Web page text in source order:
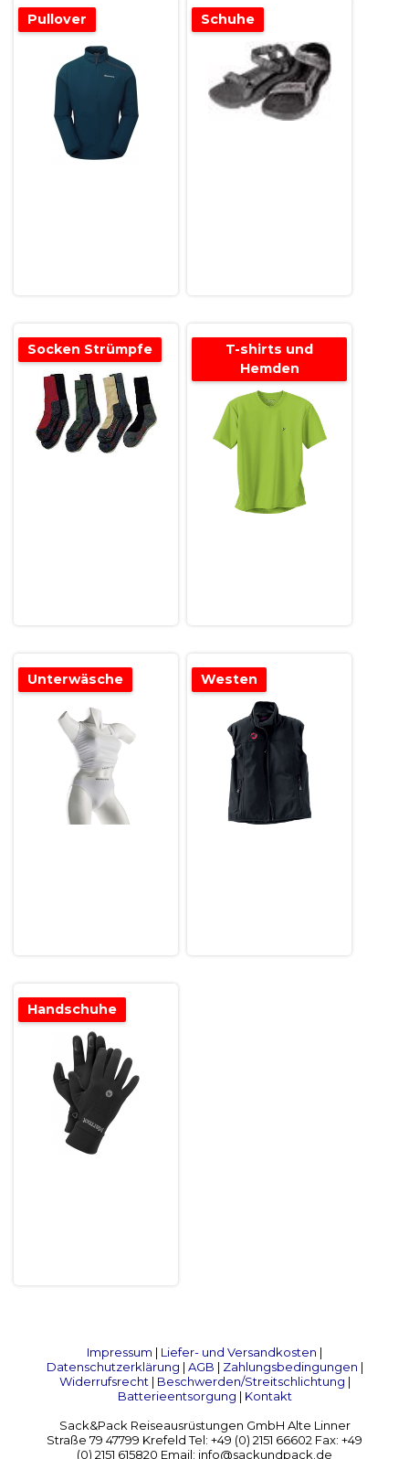
Pullover Schuhe
Socken Strümpfe
T-shirts und
Hemden
Unterwäsche Westen
Handschuhe
Impressum | Liefer- und Versandkosten |
Datenschutzerklärung | AGB | Zahlungsbedingungen |
Widerrufsrecht| Beschwerden/Streitschlichtung |
Batterieentsorgung | Kontakt
Sack&Pack Reiseausrüstungen GmbH Alte Linner
Straße 79 47799 Krefeld Tel: +49 (0) 2151 66602 Fax: +49
(0) 2151 615820 Email: info@sackundpack.de